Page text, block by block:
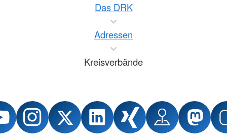
Das DRK
Adressen
Kreisverbände